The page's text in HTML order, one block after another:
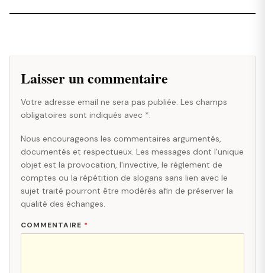
Laisser un commentaire
Votre adresse email ne sera pas publiée. Les champs
obligatoires sont indiqués avec *.
Nous encourageons les commentaires argumentés,
documentés et respectueux. Les messages dont l'unique
objet est la provocation, l'invective, le règlement de
comptes ou la répétition de slogans sans lien avec le
sujet traité pourront être modérés afin de préserver la
qualité des échanges.
COMMENTAIRE *